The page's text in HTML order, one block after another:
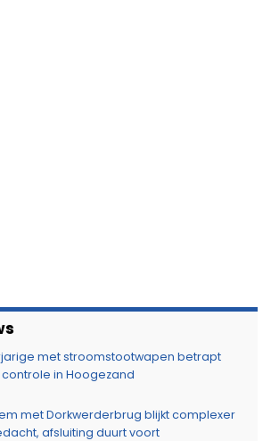
met stroomstootwapen betrapt
in Hoogezand
met Dorkwerderbrug blijkt complexer
afsluiting duurt voort